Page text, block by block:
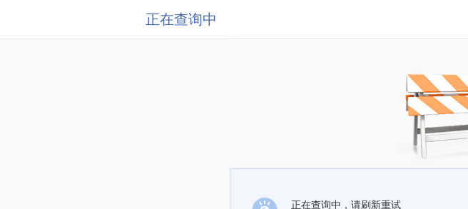
正在查询中
正在查询中，请刷新重试